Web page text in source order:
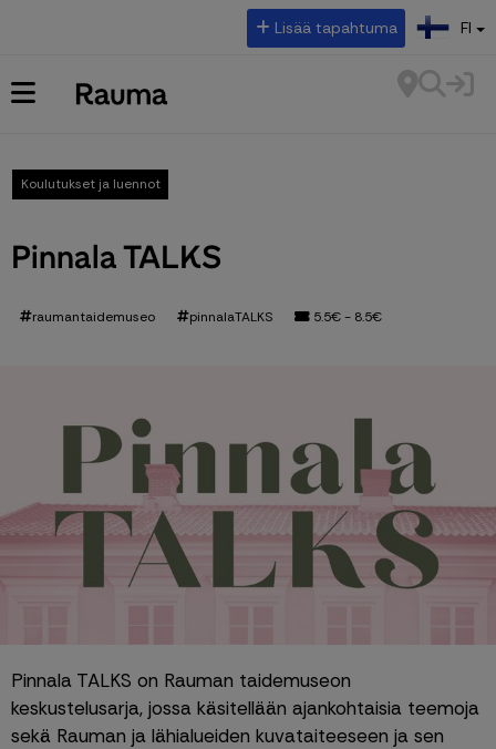
Lisää tapahtuma FI
Koulutukset ja luennot
Pinnala TALKS
raumantaidemuseo pinnalaTALKS 5.5€ - 8.5€
Pinnala TALKS on Rauman taidemuseon
keskustelusarja, jossa käsitellään ajankohtaisia teemoja
sekä Rauman ja lähialueiden kuvataiteeseen ja sen